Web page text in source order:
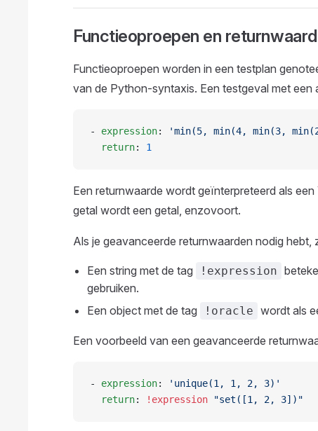
Functieoproepen en
Functieoproepen worden in een testplan
van de Python-syntaxis. Een testgeval met een
- expression:
'min(5, min(4, min(3,
  return
: 1
Een returnwaarde wordt geïnterpreteerd als
getal wordt een getal, enzovoort.
Als je geavanceerde returnwaarden nodig hebt,
Een string met de tag !expression
gebruiken.
Een object met de tag
!oracle wordt als
Een voorbeeld van een geavanceerde
- expression:
'unique(1, 1, 2, 3)'
  return
: !expression "set([1, 2, 3])"